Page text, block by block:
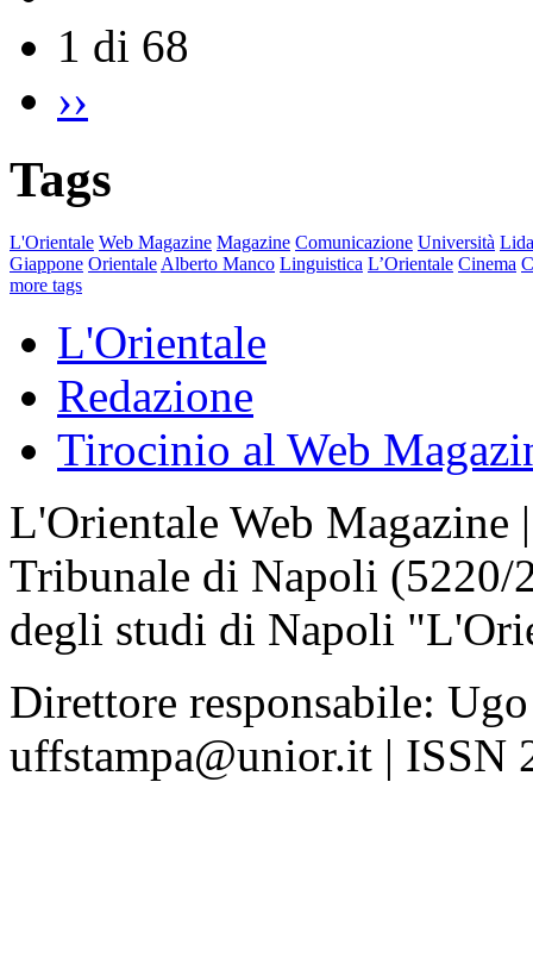
1 di 68
››
Tags
L'Orientale Web Magazine Magazine Comunicazione Università
Giappone Orientale Alberto Manco Linguistica L’Orientale Cinema
more tags
L'Orientale
Redazione
Tirocinio al Web
L'Orientale Web Magazine
Tribunale di Napoli
degli studi di Napoli
Direttore responsabile:
uffstampa@unior.it | ISSN